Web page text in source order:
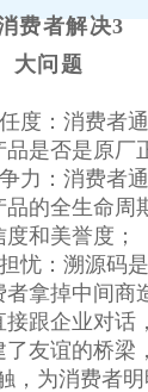
费者解决3
大问题
度：消费者
是否是原厂
力：消费者
的全生命周
和美誉度；
忧：溯源码
拿掉中间商
跟企业对话
友谊的桥梁
，为消费者